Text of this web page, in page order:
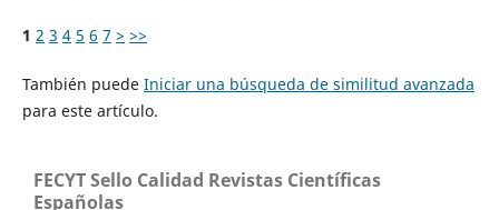
1 2 3 4 5 6 7 > >>
También puede Iniciar una búsqueda de similitud avanzada
para este artículo.
FECYT Sello Calidad Revistas Científicas
Españolas